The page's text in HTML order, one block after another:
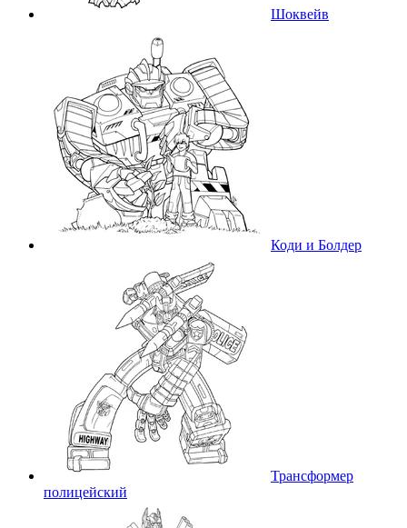
Шоквейв
Коди и Болдер
Трансформер
полицейский